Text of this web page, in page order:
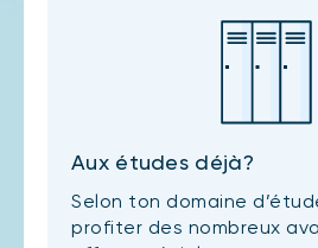
Aux études déjà?
Selon ton domaine
profiter des nombreux